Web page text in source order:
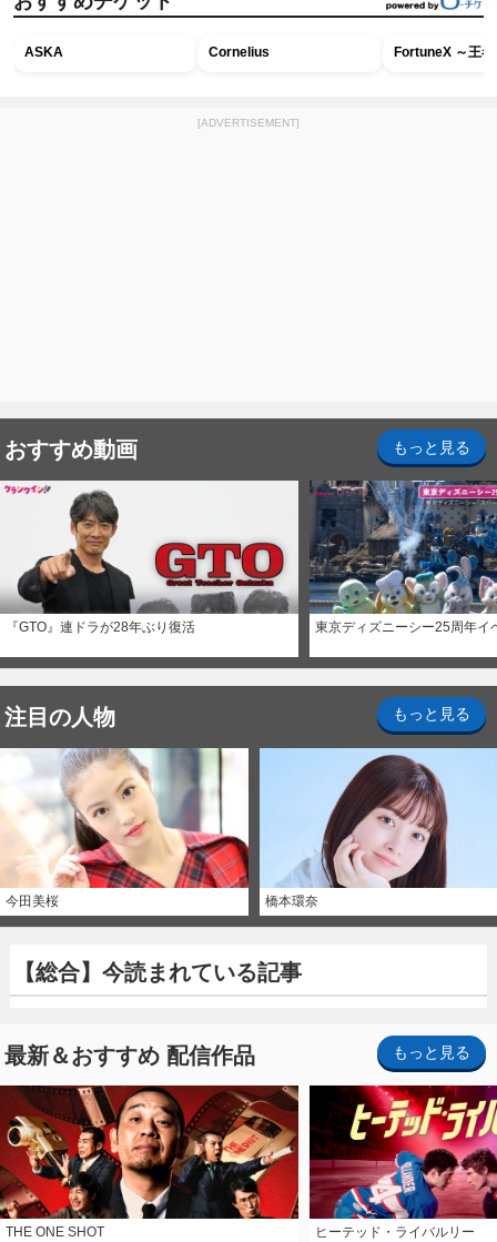
ASKA Cornelius FortuneX ～王
[ADVERTISEMENT]
おすすめ動画 もっと見る
『GTO』連ドラが28年ぶり復活 東京ディズニーシー25周年イ
注目の人物 もっと見る
今田美桜 橋本環奈
【総合】今読まれている記事
最新＆おすすめ 配信作品 もっと見る
THE ONE SHOT
ヒーテッド・ライバルリー